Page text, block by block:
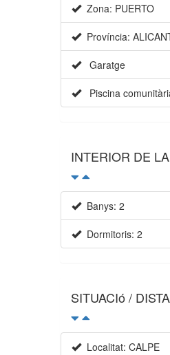
Zona: PUERTO
Província:
Garatge
Piscina
INTERIOR DE
Banys: 2
Dormitoris: 2
SITUACIó /
Localitat: CALPE